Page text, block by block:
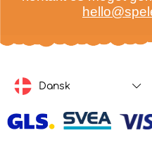
Dansk